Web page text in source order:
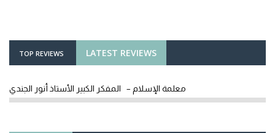
LATEST REVIEWS
TOP REVIEWS
معلمة الإسلام – المفكر الكبير الأستاذ أنور الجندي